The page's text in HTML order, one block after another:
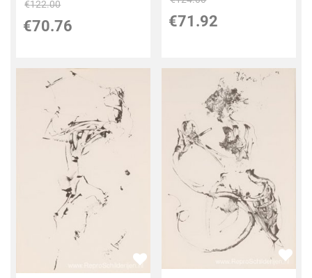
€122.00
€70.76 €71.92